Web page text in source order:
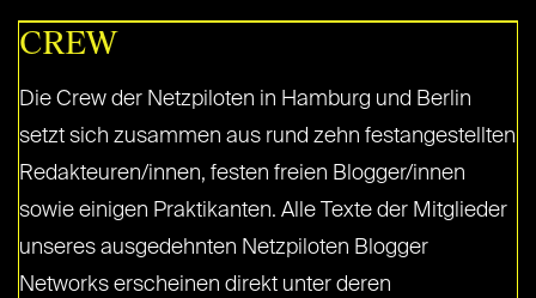
CREW
Die Crew der Netzpiloten in Hamburg und Berlin
setzt sich zusammen aus rund zehn festangestellten
Redakteuren/innen, festen freien Blogger/innen
sowie einigen Praktikanten. Alle Texte der Mitglieder
unseres ausgedehnten Netzpiloten Blogger
Networks erscheinen direkt unter deren